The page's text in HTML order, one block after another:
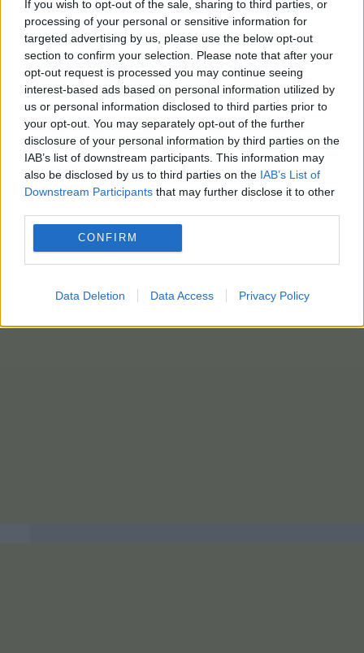
If you wish to opt-out of the sale, sharing to third parties, or
processing of your personal or sensitive information for
targeted advertising by us, please use the below opt-out
section to confirm your selection. Please note that after your
opt-out request is processed you may continue seeing
interest-based ads based on personal information utilized by
us or personal information disclosed to third parties prior to
your opt-out. You may separately opt-out of the further
disclosure of your personal information by third parties on the
IAB’s list of downstream participants. This information may
also be disclosed by us to third parties on the IAB’s List of
Downstream Participants that may further disclose it to other
CONFIRM
Data Deletion Data Access Privacy Policy